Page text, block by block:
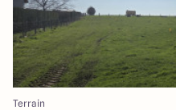
Terrain